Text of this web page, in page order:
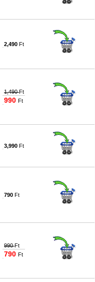
2,490 Ft
1,490Ft
990 Ft
3,990 Ft
790 Ft
990Ft
790 Ft